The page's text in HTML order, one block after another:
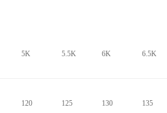
5K 5.5K 6K 6.5K
120 125 130 135